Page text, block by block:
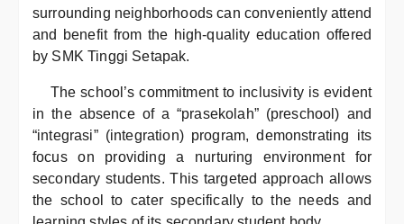
surrounding neighborhoods can conveniently attend
and benefit from the high-quality education offered
by SMK Tinggi Setapak.
The school’s commitment to inclusivity is evident
in the absence of a “prasekolah” (preschool) and
“integrasi” (integration) program, demonstrating its
focus on providing a nurturing environment for
secondary students. This targeted approach allows
the school to cater specifically to the needs and